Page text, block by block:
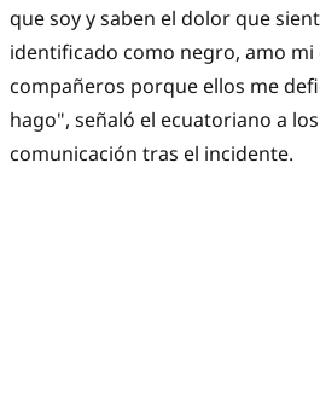
que soy y saben el dolor que
identificado como negro, amo
compañeros porque ellos me
hago", señaló el ecuatoriano a
comunicación tras el incidente.